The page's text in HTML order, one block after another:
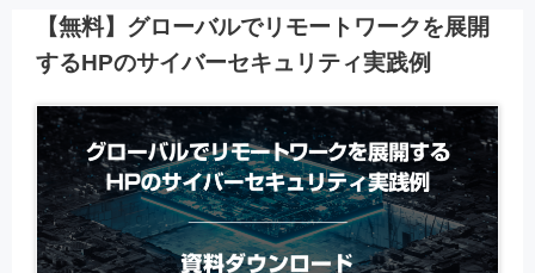
【無料】グローバルでリモートワークを展開
するHPのサイバーセキュリティ実践例